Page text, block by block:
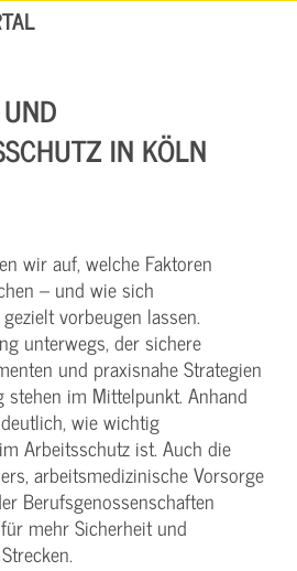
IN KÖLN
wir auf, welche Faktoren
– und wie sich
vorbeugen lassen.
unterwegs, der sichere
und praxisnahe Strategien
im Mittelpunkt. Anhand
wie wichtig
Arbeitsschutz ist. Auch die
arbeitsmedizinische Vorsorge
Berufsgenossenschaften
mehr Sicherheit und